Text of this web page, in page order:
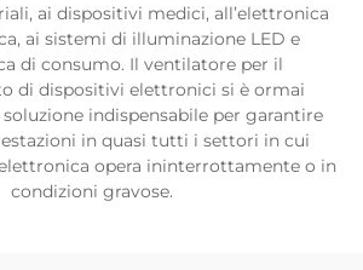
ai dispositivi medici, all’elettronica
ai sistemi di illuminazione LED e
di consumo. Il ventilatore per il
di dispositivi elettronici si è ormai
indispensabile per garantire
in quasi tutti i settori in cui
opera ininterrottamente o in
condizioni gravose.